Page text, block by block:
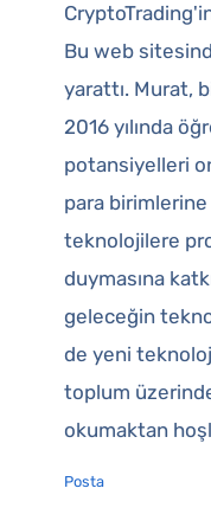
Bu web
yarattı. Murat,
2016 yılında
potansiyelleri
para birimlerine
teknolojilere
duymasına
geleceğin
de yeni
toplum
okumaktan
Posta